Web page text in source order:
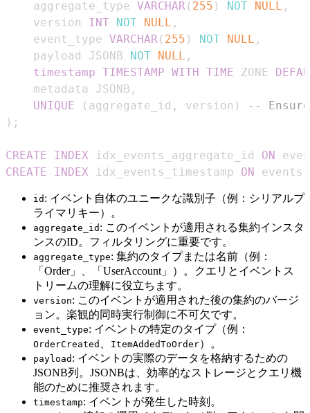
    aggregate_type
VARCHAR( 255 ) NOT NULL ,
    version
INT NOT NULL ,
    event_type
VARCHAR( 255 ) NOT NULL ,
    payload JSONB
NOT NULL ,
timestamp TIMESTAMP WITH TIME ZONE
    metadata JSONB
,
UNIQUE
( aggregate_id , version )
--
) ;
CREATE INDEX idx_events_aggregate_id ON
CREATE
INDEX idx_events_timestamp ON events
id : イベント自体のユニークな識別子（例：シリアルプ
ライマリキー）。
aggregate_id : このイベントが適用される集約インスタ
ンスのID。フィルタリングに重要です。
aggregate_type: 集約のタイプまたは名前（例：
「Order」、「UserAccount」）。クエリとイベントス
トリームの理解に役立ちます。
version: このイベントが適用された後の集約のバージ
ョン。楽観的同時実行制御に不可欠です。
event_type: イベントの特定のタイプ（例：
OrderCreated ItemAddedToOrder）。
payload : イベントの実際のデータを格納するための
JSONB列。JSONBは、効率的なストレージとクエリ機
能のために推奨されます。
timestamp: イベントが発生した時刻。